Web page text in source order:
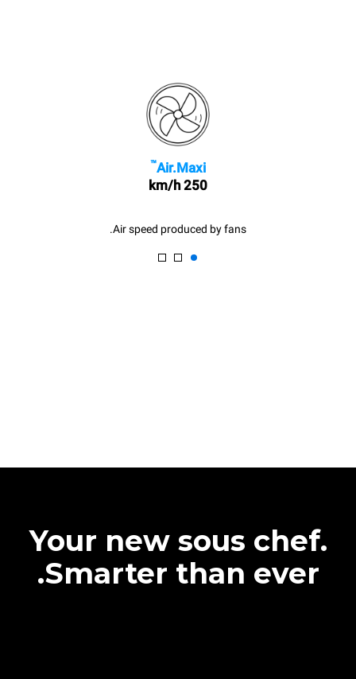
Air.Maxi
™
250 km/h
Air speed produced by fans.
Your new sous chef.
Smarter than ever.